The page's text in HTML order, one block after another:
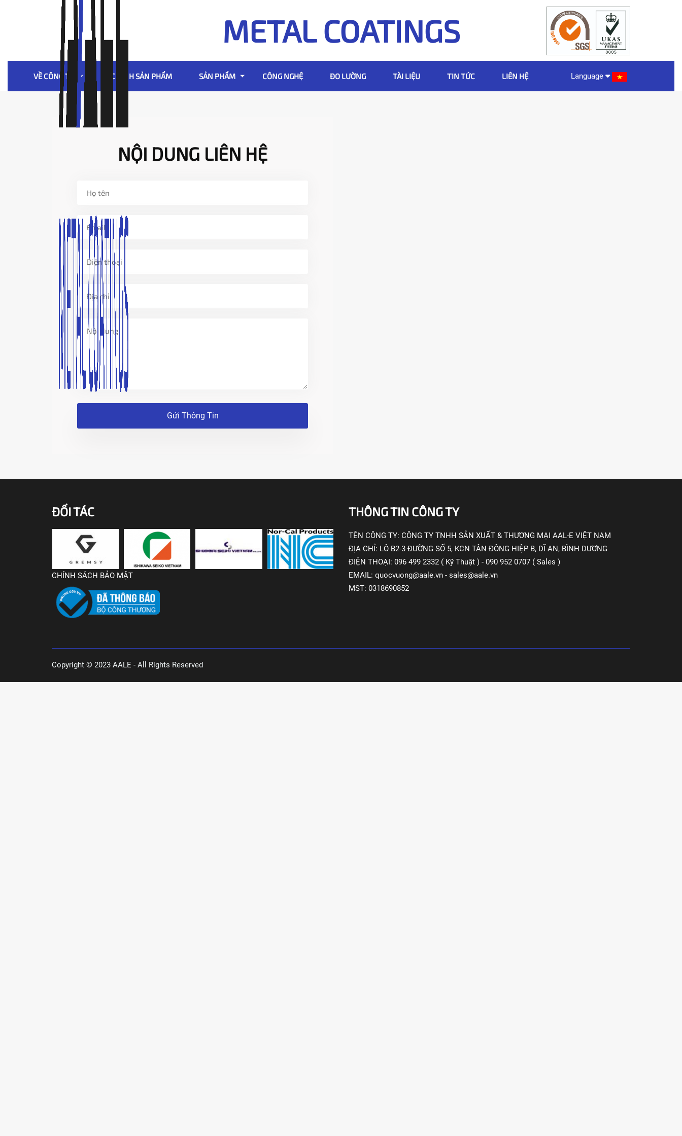
METAL COATINGS
VỀ CÔNG TY ĐẶC TÍNH SẢN PHẨM SẢN PHẨM CÔNG NGHỆ ĐO LƯỜNG TÀI LIỆU TIN TỨC LIÊN HỆ Language
NỘI DUNG LIÊN HỆ
ĐỐI TÁC
CHÍNH SÁCH BẢO MẬT
THÔNG TIN CÔNG TY
TÊN CÔNG TY: CÔNG TY TNHH SẢN XUẤT & THƯƠNG MẠI AAL-E VIỆT NAM
ĐỊA CHỈ: LÔ B2-3 ĐƯỜNG SỐ 5, KCN TÂN ĐÔNG HIỆP B, DĨ AN, BÌNH DƯƠNG
ĐIỆN THOẠI: 096 499 2332 ( Kỹ Thuật ) - 090 952 0707 ( Sales )
EMAIL: quocvuong@aale.vn - sales@aale.vn
MST: 0318690852
Copyright © 2023 AALE - All Rights Reserved